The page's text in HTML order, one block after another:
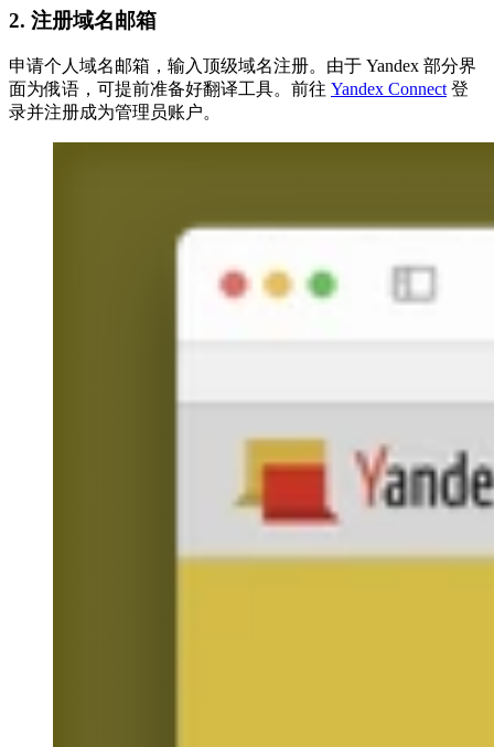
2. 注册域名邮箱
申请个人域名邮箱，输入顶级域名注册。由于 Yandex 部分界
面为俄语，可提前准备好翻译工具。前往 Yandex Connect登
录并注册成为管理员账户。